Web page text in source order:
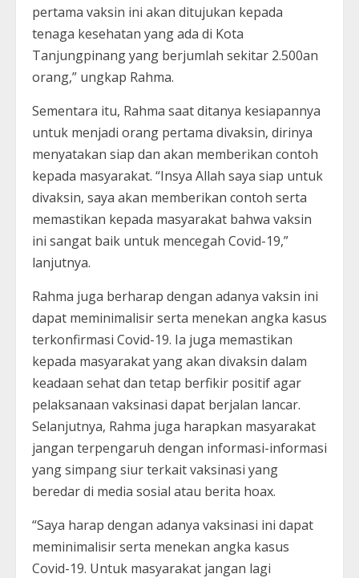
pertama vaksin ini akan ditujukan kepada
tenaga kesehatan yang ada di Kota
Tanjungpinang yang berjumlah sekitar 2.500an
orang,” ungkap Rahma.
Sementara itu, Rahma saat ditanya kesiapannya
untuk menjadi orang pertama divaksin, dirinya
menyatakan siap dan akan memberikan contoh
kepada masyarakat. “Insya Allah saya siap untuk
divaksin, saya akan memberikan contoh serta
memastikan kepada masyarakat bahwa vaksin
ini sangat baik untuk mencegah Covid-19,”
lanjutnya.
Rahma juga berharap dengan adanya vaksin ini
dapat meminimalisir serta menekan angka kasus
terkonfirmasi Covid-19. Ia juga memastikan
kepada masyarakat yang akan divaksin dalam
keadaan sehat dan tetap berfikir positif agar
pelaksanaan vaksinasi dapat berjalan lancar.
Selanjutnya, Rahma juga harapkan masyarakat
jangan terpengaruh dengan informasi-informasi
yang simpang siur terkait vaksinasi yang
beredar di media sosial atau berita hoax.
“Saya harap dengan adanya vaksinasi ini dapat
meminimalisir serta menekan angka kasus
Covid-19. Untuk masyarakat jangan lagi